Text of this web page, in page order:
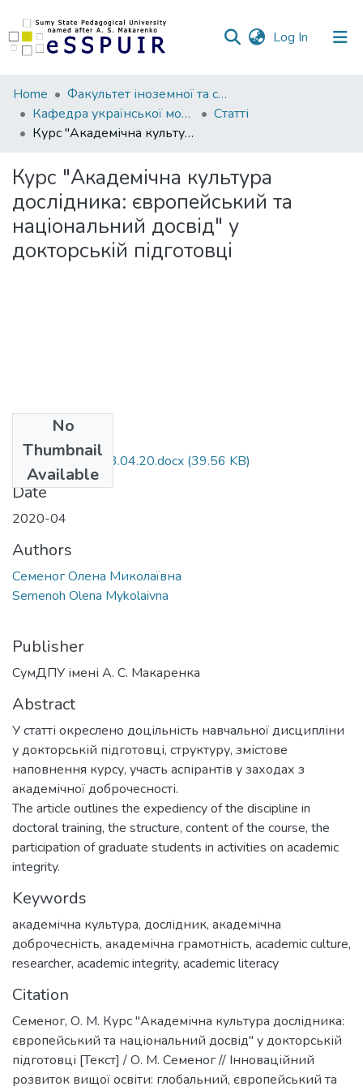
Log In (current)
Communities
&
Collections
Statistics
Home
Факультет іноземної та слов’янської філології
Кафедра української мови та літератури
Статті
Курс "Академічна культура дослідника: європейський та національний досвід" у докторській підготовці
Курс "Академічна культура
дослідника: європейський та
національний досвід" у
докторській підготовці
No
Thumbnail
Available
Олена Семеног 3.04.20.docx (39.56 KB)
Date
2020-04
Authors
Семеног Олена Миколаївна
Semenoh Olena Mykolaivna
Publisher
СумДПУ імені А. С. Макаренка
Abstract
У статті окреслено доцільність навчальної дисципліни
у докторській підготовці, структуру, змістове
наповнення курсу, участь аспірантів у заходах з
академічної доброчесності.
The article outlines the expediency of the discipline in
doctoral training, the structure, content of the course, the
participation of graduate students in activities on academic
integrity.
Keywords
академічна культура, дослідник, академічна
доброчесність, академічна грамотність, academic culture,
researcher, academic integrity, academic literacy
Citation
Семеног, О. М. Курс "Академічна культура дослідника:
європейський та національний досвід" у докторській
підготовці [Текст] / О. М. Семеног // Інноваційний
розвиток вищої освіти: глобальний, європейський та